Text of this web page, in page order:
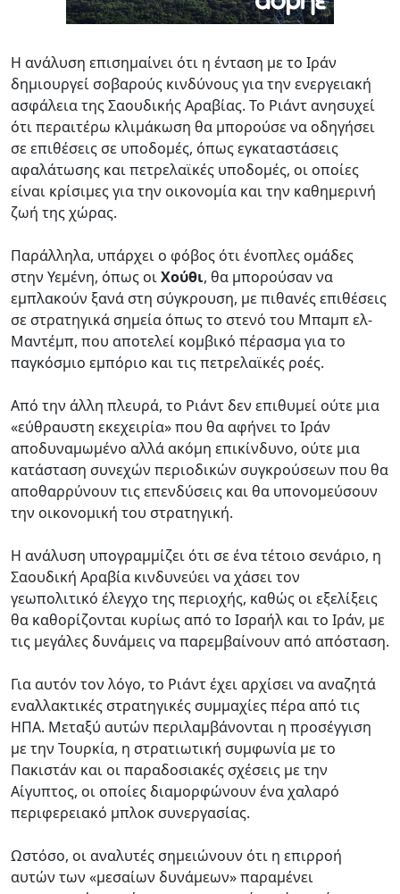
Η ανάλυση επισημαίνει ότι η ένταση με το Ιράν
δημιουργεί σοβαρούς κινδύνους για την ενεργειακή
ασφάλεια της Σαουδικής Αραβίας. Το Ριάντ ανησυχεί
ότι περαιτέρω κλιμάκωση θα μπορούσε να οδηγήσει
σε επιθέσεις σε υποδομές, όπως εγκαταστάσεις
αφαλάτωσης και πετρελαϊκές υποδομές, οι οποίες
είναι κρίσιμες για την οικονομία και την καθημερινή
ζωή της χώρας.
Παράλληλα, υπάρχει ο φόβος ότι ένοπλες ομάδες
στην Υεμένη, όπως οιΧούθι, θα μπορούσαν να
εμπλακούν ξανά στη σύγκρουση, με πιθανές επιθέσεις
σε στρατηγικά σημεία όπως το στενό του Μπαμπ ελ-
Μαντέμπ, που αποτελεί κομβικό πέρασμα για το
παγκόσμιο εμπόριο και τις πετρελαϊκές ροές.
Από την άλλη πλευρά, το Ριάντ δεν επιθυμεί ούτε μια
«εύθραυστη εκεχειρία» που θα αφήνει το Ιράν
αποδυναμωμένο αλλά ακόμη επικίνδυνο, ούτε μια
κατάσταση συνεχών περιοδικών συγκρούσεων που θα
αποθαρρύνουν τις επενδύσεις και θα υπονομεύσουν
την οικονομική του στρατηγική.
Η ανάλυση υπογραμμίζει ότι σε ένα τέτοιο σενάριο, η
Σαουδική Αραβία κινδυνεύει να χάσει τον
γεωπολιτικό έλεγχο της περιοχής, καθώς οι εξελίξεις
θα καθορίζονται κυρίως από το Ισραήλ και το Ιράν, με
τις μεγάλες δυνάμεις να παρεμβαίνουν από απόσταση.
Για αυτόν τον λόγο, το Ριάντ έχει αρχίσει να αναζητά
εναλλακτικές στρατηγικές συμμαχίες πέρα από τις
ΗΠΑ. Μεταξύ αυτών περιλαμβάνονται η προσέγγιση
με την Τουρκία, η στρατιωτική συμφωνία με το
Πακιστάν και οι παραδοσιακές σχέσεις με την
Αίγυπτος, οι οποίες διαμορφώνουν ένα χαλαρό
περιφερειακό μπλοκ συνεργασίας.
Ωστόσο, οι αναλυτές σημειώνουν ότι η επιρροή
αυτών των «μεσαίων δυνάμεων» παραμένει